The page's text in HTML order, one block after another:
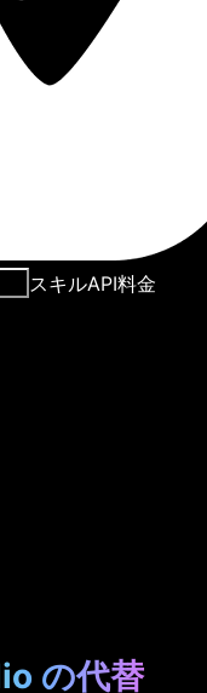
スキルAPI料金
の代替